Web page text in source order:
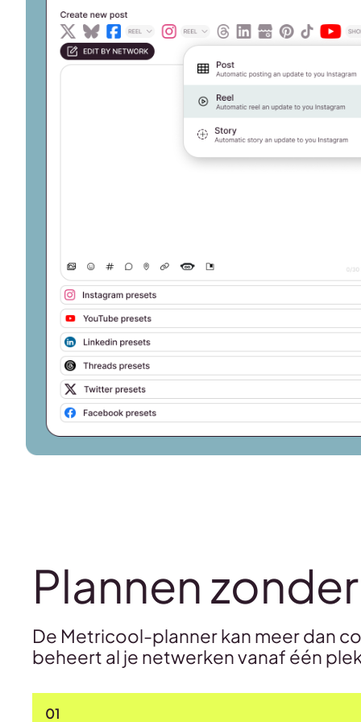
Plannen
De Metricool-planner kan meer dan
beheert al je netwerken vanaf één
01